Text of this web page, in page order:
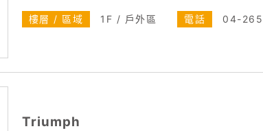
樓層 / 區域 1F / 戶外區 電話 04-
Triumph